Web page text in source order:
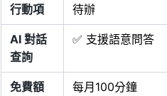
行動項
待辦
AI 對話
查詢
✅ 支援語意問答
免費額
每月100分鐘